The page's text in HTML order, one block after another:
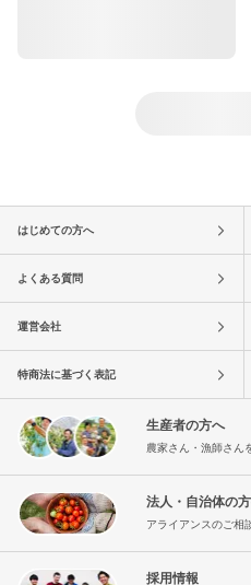
はじめての方へ
よくある質問
運営会社
特商法に基づく表記
生産者の方へ
農家さん・漁師さん
法人・自治体の
アライアンスのご相
採用情報